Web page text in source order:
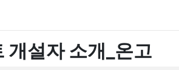
개설자 소개_온고